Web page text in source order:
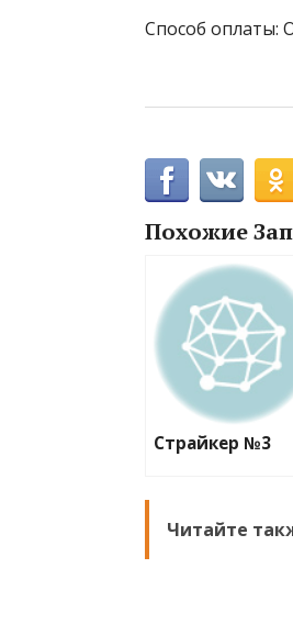
Способ оплаты:
Похожие
Страйкер №3
Читайте